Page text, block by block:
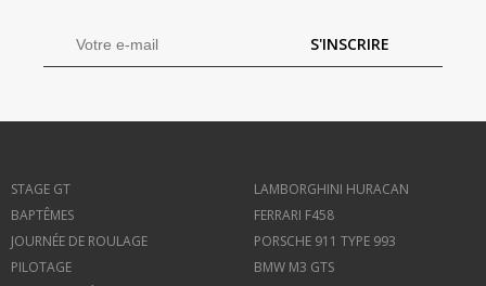
S'INSCRIRE
STAGE GT
BAPTÊMES
JOURNÉE DE ROULAGE
PILOTAGE
LAMBORGHINI HURACAN
FERRARI F458
PORSCHE 911 TYPE 993
BMW M3 GTS